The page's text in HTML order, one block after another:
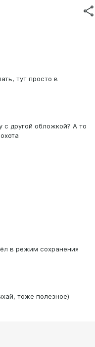
тут просто в
с другой обложкой? А то
в режим сохранения
тоже полезное)